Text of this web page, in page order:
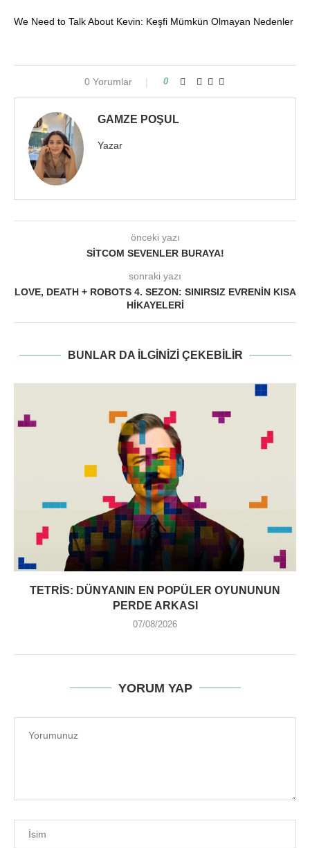
We Need to Talk About Kevin: Keşfi Mümkün Olmayan Nedenler
0 Yorumlar 0
GAMZE POŞUL
Yazar
önceki yazı
SITCOM SEVENLER BURAYA!
sonraki yazı
LOVE, DEATH + ROBOTS 4. SEZON: SINIRSIZ EVRENIN KISA
HIKAYELERI
BUNLAR DA ILGINIZI ÇEKEBILIR
TETRIS: DÜNYANIN EN POPÜLER OYUNUNUN
PERDE ARKASI
07/08/2026
YORUM YAP